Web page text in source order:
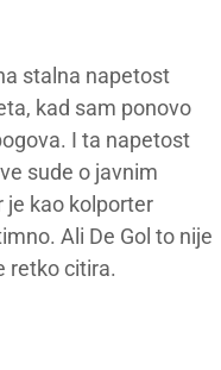
stalna napetost
kad sam ponovo
I ta napetost
sude o javnim
je kao kolporter
Ali De Gol to nije
retko citira.